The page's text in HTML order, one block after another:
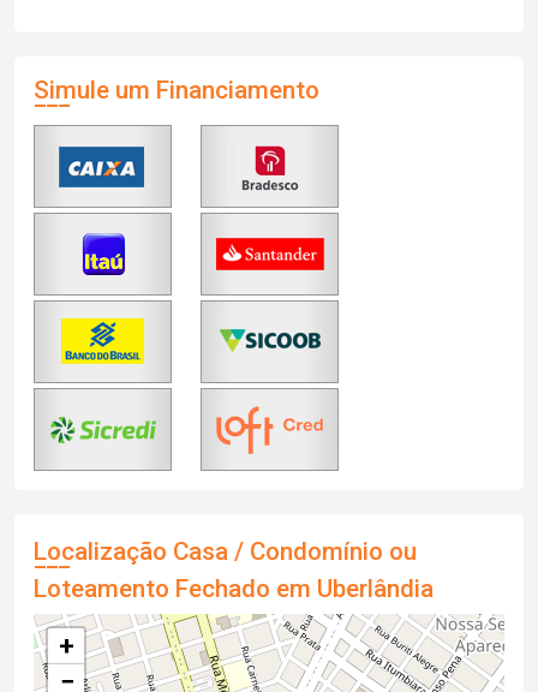
Simule um Financiamento
Localização Casa / Condomínio ou
Loteamento Fechado em Uberlândia
+
−